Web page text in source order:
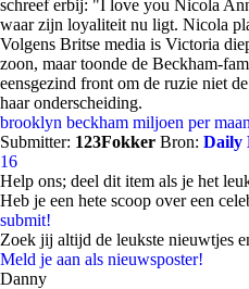
schreef erbij: "I love you Nicola
waar zijn loyaliteit nu ligt. Nicola
Volgens Britse media is Victoria
zoon, maar toonde de Beckham-
eensgezind front om de ruzie niet
haar onderscheiding.
brooklyn beckham miljoen per
Submitter: 123Fokker Bron: Daily
16
Help ons; deel dit item als je het
Heb je een hete scoop over een
submit!
Zoek jij altijd de leukste nieuwtjes
Meld je aan als nieuwsposter!
Danny